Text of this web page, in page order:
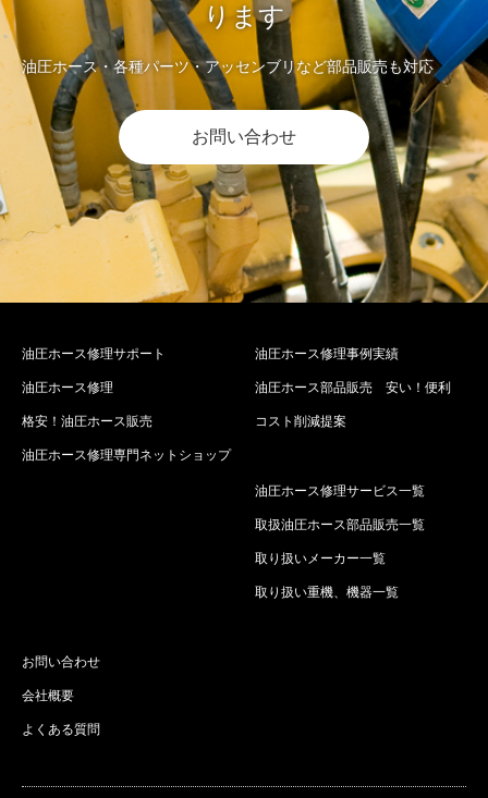
ります
油圧ホース・各種パーツ・アッセンブリなど部品販売も対応
お問い合わせ
油圧ホース修理サポート
油圧ホース修理
格安！油圧ホース販売
油圧ホース修理専門ネットショップ
油圧ホース修理事例実績
油圧ホース部品販売 安い！便利
コスト削減提案
油圧ホース修理サービス一覧
取扱油圧ホース部品販売一覧
取り扱いメーカー一覧
取り扱い重機、機器一覧
お問い合わせ
会社概要
よくある質問